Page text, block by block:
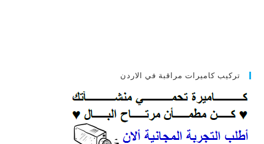
تركيب كاميرات مراقبة في الاردن